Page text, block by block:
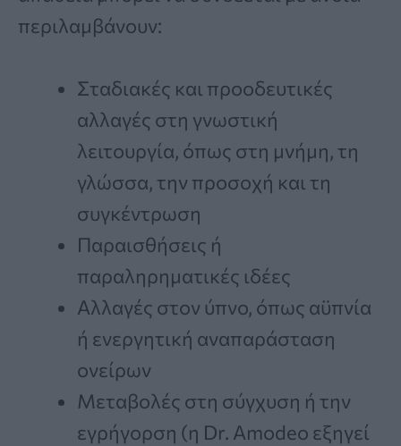
περιλαμβάνουν:
Σταδιακές και προοδευτικές
αλλαγές στη γνωστική
λειτουργία, όπως στη μνήμη, τη
γλώσσα, την προσοχή και τη
συγκέντρωση
Παραισθήσεις ή
παραληρηματικές ιδέες
Αλλαγές στον ύπνο, όπως αϋπνία
ή ενεργητική αναπαράσταση
ονείρων
Μεταβολές στη σύγχυση ή την
εγρήγορση (η Dr. Amodeo εξηγεί